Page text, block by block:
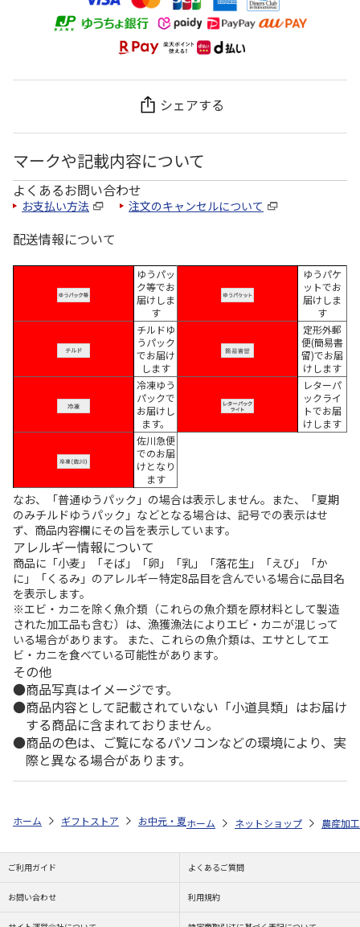
シェアする
マークや記載内容について
よくあるお問い合わせ
お支払い方法 注文のキャンセルについて
配送情報について
ゆうパッ
ク等でお
届けしま
す
ゆうパケ
ットでお
届けしま
す
チルドゆ
うパック
でお届け
します
定形外郵
便(簡易書
留)でお届
けします
冷凍ゆう
パックで
お届けし
ます。
レターパ
ックライ
トでお届
けします
佐川急便
でのお届
けとなり
ます
なお、「普通ゆうパック」の場合は表示しません。また、「夏期
のみチルドゆうパック」などとなる場合は、記号での表示はせ
ず、商品内容欄にその旨を表示しています。
アレルギー情報について
商品に「小麦」「そば」「卵」「乳」「落花生」「えび」「か
に」「くるみ」のアレルギー特定8品目を含んでいる場合に品目名
を表示します。
※エビ・カニを除く魚介類（これらの魚介類を原材料として製造
された加工品も含む）は、漁獲漁法によりエビ・カニが混じって
いる場合があります。 また、これらの魚介類は、エサとしてエ
ビ・カニを食べている可能性があります。
その他
商品写真はイメージです。
商品内容として記載されていない「小道具類」はお届け
する商品に含まれておりません。
商品の色は、ご覧になるパソコンなどの環境により、実
際と異なる場合があります。
ホーム ギフトストア お中元・夏ギフト特集 2026 ゆうゆうギフト
ホーム ネットショップ 農産加
ご利用ガイド よくあるご質問
お問い合わせ 利用規約